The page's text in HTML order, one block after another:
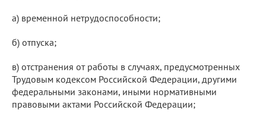
а) временной нетрудоспособности;
б) отпуска;
в) отстранения от работы в случаях, предусмотренных
Трудовым кодексом Российской Федерации, другими
федеральными законами, иными нормативными
правовыми актами Российской Федерации;